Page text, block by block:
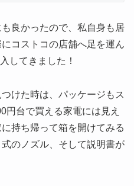
良かったので、私自身も居
コストコの店舗へ足を運ん
してきました！
けた時は、パッケージもス
円台で買える家電には見え
持ち帰って箱を開けてみる
のノズル、そして説明書が